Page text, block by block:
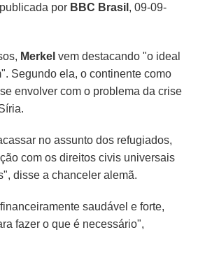
por BBC Brasil , 09-09-
Merkel vem destacando "o ideal
Segundo ela, o continente como
envolver com o problema da crise
no assunto dos refugiados,
com os direitos civis universais
disse a chanceler alemã.
saudável e forte,
fazer o que é necessário",